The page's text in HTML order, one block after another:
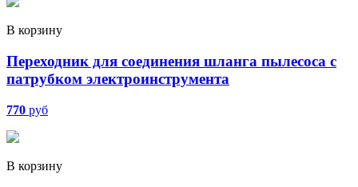
В корзину
Переходник для соединения шланга пылесоса с
патрубком электроинструмента
770 руб
В корзину